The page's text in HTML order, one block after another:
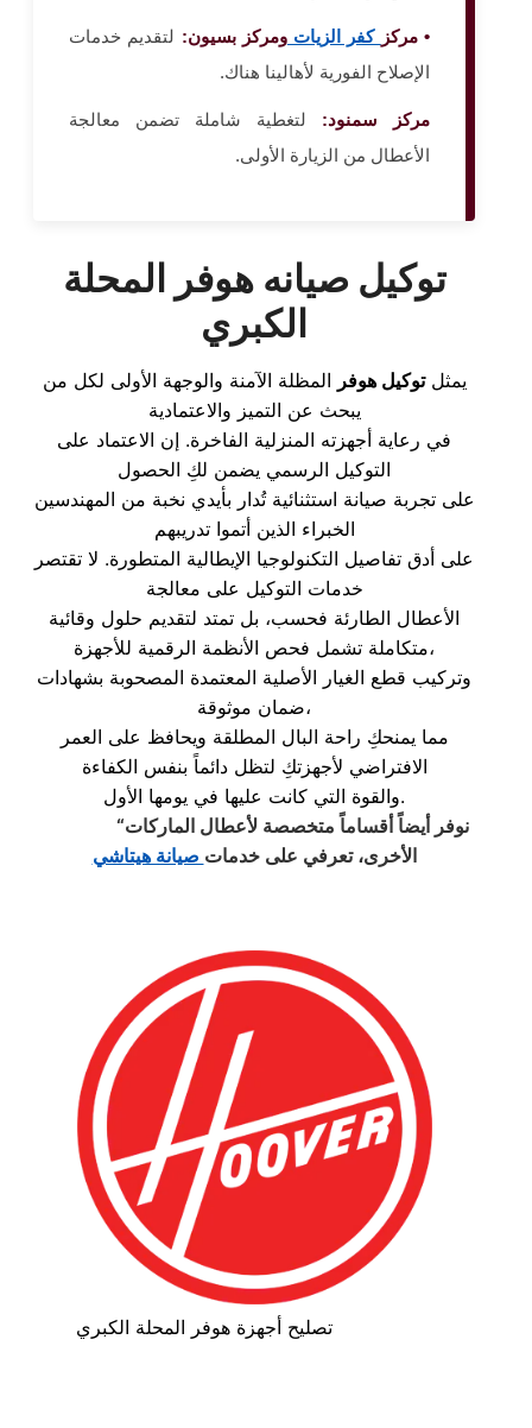
• مركز كفر الزياتومركز بسيون: لتقديم خدمات
الإصلاح الفورية لأهالينا هناك.
مركز سمنود: لتغطية شاملة تضمن معالجة
الأعطال من الزيارة الأولى.
توكيل صيانه هوفر المحلة
الكبري
يمثلتوكيل هوفر المظلة الآمنة والوجهة الأولى لكل من
يبحث عن التميز والاعتمادية
في رعاية أجهزته المنزلية الفاخرة. إن الاعتماد على
التوكيل الرسمي يضمن لكِ الحصول
على تجربة صيانة استثنائية تُدار بأيدي نخبة من المهندسين
الخبراء الذين أتموا تدريبهم
على أدق تفاصيل التكنولوجيا الإيطالية المتطورة. لا تقتصر
خدمات التوكيل على معالجة
الأعطال الطارئة فحسب، بل تمتد لتقديم حلول وقائية
متكاملة تشمل فحص الأنظمة الرقمية للأجهزة،
وتركيب قطع الغيار الأصلية المعتمدة المصحوبة بشهادات
ضمان موثوقة،
مما يمنحكِ راحة البال المطلقة ويحافظ على العمر
الافتراضي لأجهزتكِ لتظل دائماً بنفس الكفاءة
والقوة التي كانت عليها في يومها الأول.
“نوفر أيضاً أقساماً متخصصة لأعطال الماركات
الأخرى، تعرفي على خدمات صيانة هيتاشي
تصليح أجهزة هوفر المحلة الكبري